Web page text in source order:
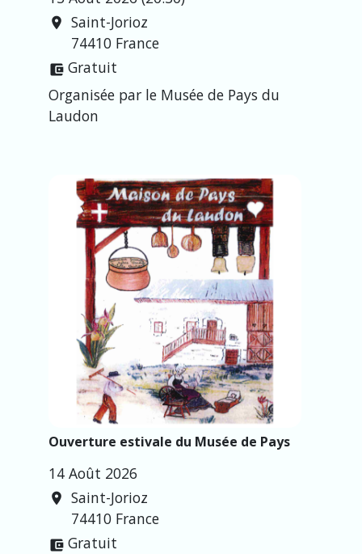
location_on Saint-Jorioz
74410 France
account_balance_wallet Gratuit
Organisée par le Musée de Pays du
Laudon
Ouverture estivale du Musée de Pays
14 Août 2026
location_on Saint-Jorioz
74410 France
account_balance_wallet Gratuit